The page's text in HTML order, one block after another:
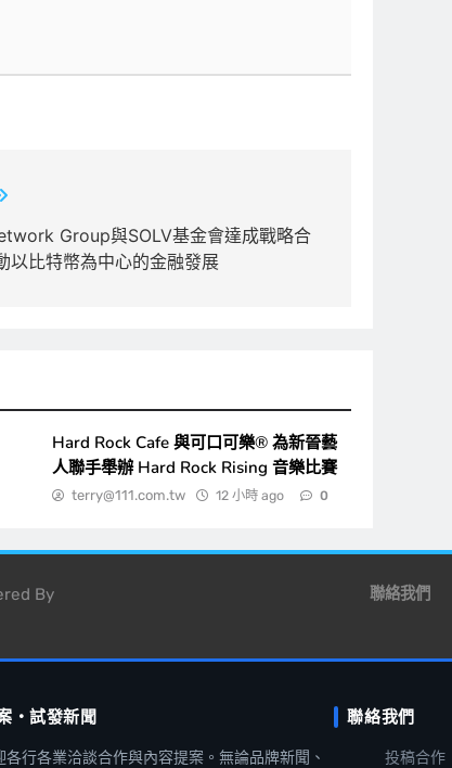
Group與SOLV基金會達成戰略合
以比特幣為中心的金融發展
Hard Rock Cafe 與可口可樂® 為新晉藝
人聯手舉辦 Hard Rock Rising 音樂比賽
terry@111.com.tw 12 小時 ago 0
By 聯絡我們
・試發新聞
各行各業洽談合作與內容提案。無論品牌新聞、
聯絡我們
投稿合作